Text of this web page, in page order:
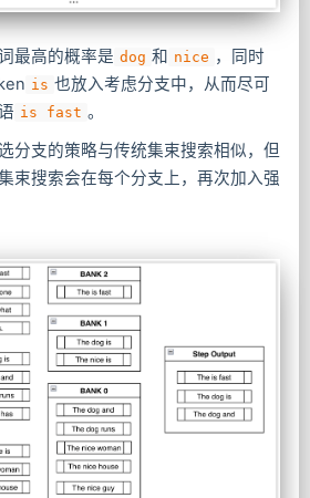
最高的概率是 dog 和 nice ，同时
is 也放入考虑分支中，从而尽可
is fast 。
分支的策略与传统集束搜索相似，但
束搜索会在每个分支上，再次加入强